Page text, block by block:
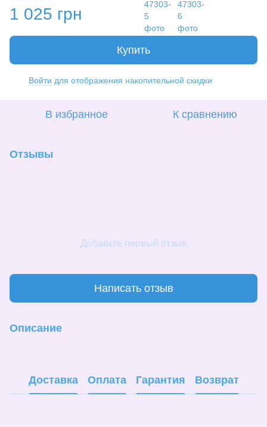
1 025 грн
Купить
Войти для отображения накопительной скидки
В избранное К сравнению
Отзывы
Добавьте первый отзыв
Написать отзыв
Описание
Доставка Оплата Гарантия Возврат